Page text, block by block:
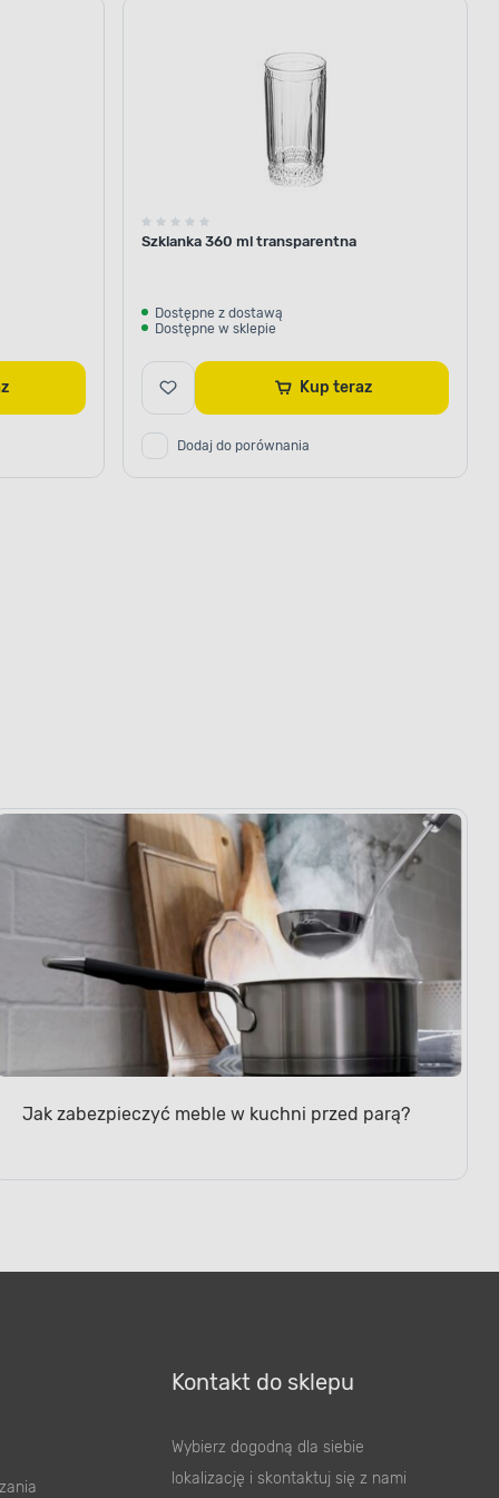
Szklanka 360 ml transparentna
Dostępne z dostawą
Dostępne w sklepie
Kup teraz
Dodaj do porównania
Jak zabezpieczyć meble w kuchni przed parą?
Kontakt do sklepu
Wybierz dogodną dla siebie
lokalizację i skontaktuj się z nami